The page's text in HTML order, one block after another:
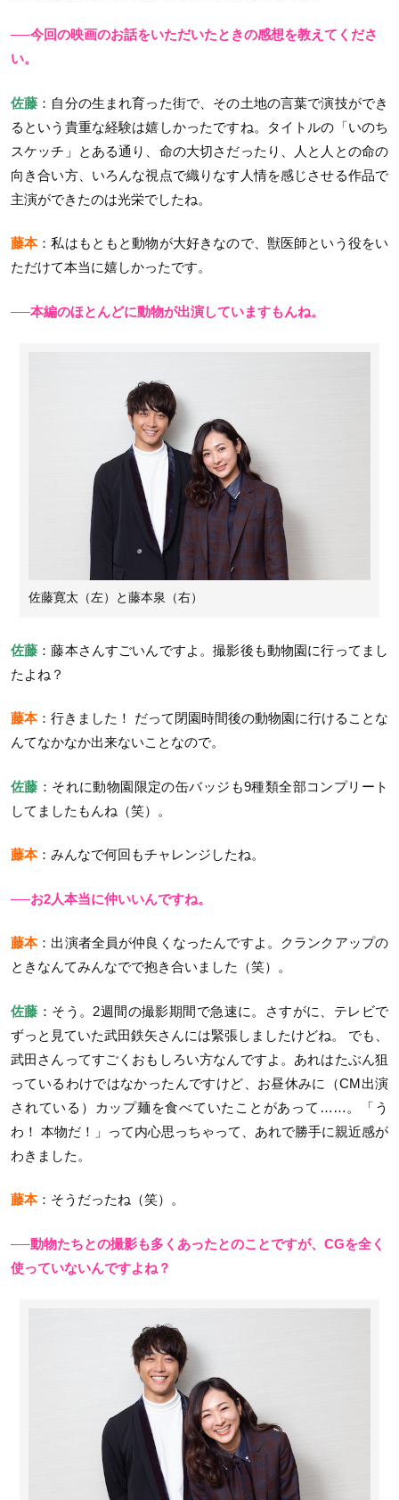
──今回の映画のお話をいただいたときの感想を教えてくださ
い。
佐藤 ：自分の生まれ育った街で、その土地の言葉で演技ができ
るという貴重な経験は嬉しかったですね。タイトルの「いのち
スケッチ」とある通り、命の大切さだったり、人と人との命の
向き合い方、いろんな視点で織りなす人情を感じさせる作品で
主演ができたのは光栄でしたね。
藤本：私はもともと動物が大好きなので、獣医師という役をい
ただけて本当に嬉しかったです。
──本編のほとんどに動物が出演していますもんね。
佐藤寛太（左）と藤本泉（右）
佐藤 ：藤本さんすごいんですよ。撮影後も動物園に行ってまし
たよね？
藤本：行きました！ だって閉園時間後の動物園に行けることな
んてなかなか出来ないことなので。
佐藤 ：それに動物園限定の缶バッジも9種類全部コンプリート
してましたもんね（笑）。
藤本：みんなで何回もチャレンジしたね。
──お2人本当に仲いいんですね。
藤本：出演者全員が仲良くなったんですよ。クランクアップの
ときなんてみんなでで抱き合いました（笑）。
佐藤 ：そう。2週間の撮影期間で急速に。さすがに、テレビで
ずっと見ていた武田鉄矢さんには緊張しましたけどね。 でも、
武田さんってすごくおもしろい方なんですよ。あれはたぶん狙
っているわけではなかったんですけど、お昼休みに（CM出演
されている）カップ麺を食べていたことがあって……。「う
わ！ 本物だ！」って内心思っちゃって、あれで勝手に親近感が
わきました。
藤本：そうだったね（笑）。
──動物たちとの撮影も多くあったとのことですが、CGを全く
使っていないんですよね？